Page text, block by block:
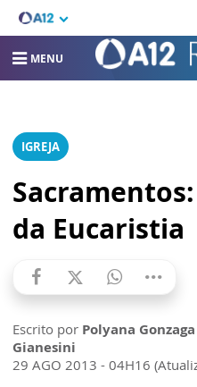
MENU
IGREJA
da Eucaristia
Escrito por Polyana Gonzaga
Gianesini
29 AGO 2013 - 04H16